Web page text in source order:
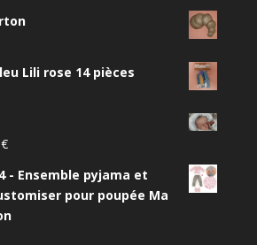
:
Lili rose 14 pièces
€Le
actuel
est :
120,00€.
- Ensemble pyjama et
pour poupée Ma